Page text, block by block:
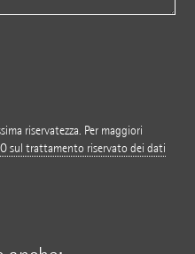
riservatezza. Per maggiori
sul trattamento riservato dei dati